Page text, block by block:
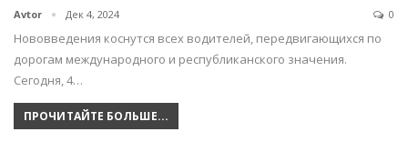
Avtor Дек 4, 2024 0
Нововведения коснутся всех водителей, передвигающихся по
дорогам международного и республиканского значения.
Сегодня, 4…
ПРОЧИТАЙТЕ БОЛЬШЕ...